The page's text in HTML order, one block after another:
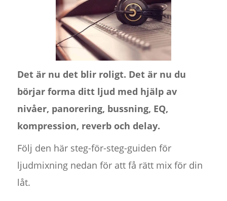
Det är nu det blir roligt. Det är nu du
börjar forma ditt ljud med hjälp av
nivåer, panorering, bussning, EQ,
kompression, reverb och delay.
Följ den här steg-för-steg-guiden för
ljudmixning nedan för att få rätt mix för din
låt.